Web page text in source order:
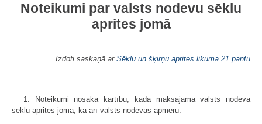
Noteikumi par valsts nodevu sēklu
aprites jomā
Izdoti saskaņā ar Sēklu un šķirņu aprites likuma 21.pantu
1. Noteikumi nosaka kārtību, kādā maksājama valsts nodeva
sēklu aprites jomā, kā arī valsts nodevas apmēru.